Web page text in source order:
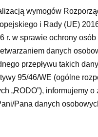
wymogów
i Rady (UE)
r. w sprawie ochrony osób
danych
przepływu takich
95/46/WE (ogólne
„RODO”), informujemy o
Pana danych